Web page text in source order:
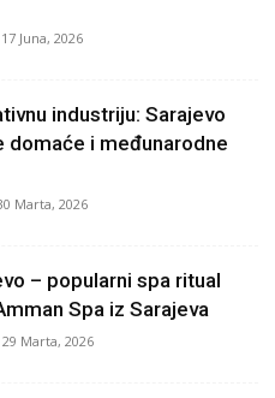
Juna, 2026
industriju: Sarajevo
domaće i međunarodne
Marta, 2026
– popularni spa ritual
Spa iz Sarajeva
Marta, 2026